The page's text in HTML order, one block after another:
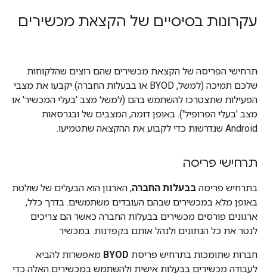
עקרונות בסיסיים של הקצאת מכשירים
תרחישי הפריסה של הקצאת מכשירים שהם רוצים שהלקוחות
שלכם תמיכה (למשל, BYOD או בבעלות החברה) יקבעו את מצבי
הפעילות שתצטרכו להשתמש בהם (למשל מצב 'בעלי המכשיר' או
מצב 'בעלי הפרופיל'). באופן דומה, המצבים של ובגרסאות
Android שנדרשות כדי לקבוע את ההקצאה שתטמיעו.
תרחישי פריסה
בתרחיש פריסה בבעלות החברה, הארגון הוא הבעלים של שולטת
באופן מלא במכשירים שבהם העובדים משתמשים. בדרך כלל,
ארגונים פורסים מכשירים בבעלות החברה כאשר הם צריכים
לנטר את כל הנתונים ולנהל אותם בקפדנות. במכשיר.
חברות שתומכות בתרחיש פריסת BYOD מאפשרות להביא
לעבודה מכשירים בבעלות אישית ולהשתמש במכשירים האלה כדי